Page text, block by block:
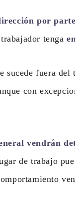
por
tenga
fuera del
con
vendrán
de trabajo